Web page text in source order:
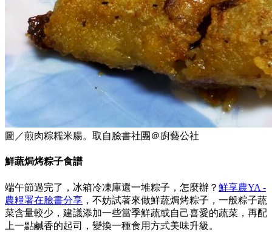
圖／煎肉粽糯米腸。取自臉書社團＠廚藝公社
鮮蔬焗烤粽子食譜
端午節過完了，冰箱冷凍庫還一堆粽子，怎麼辦？ 鮮享農YA -
農糧署在臉書分享 ，不妨試著來做鮮蔬焗烤粽子，一般粽子蔬
菜含量較少，建議添加一些當季鮮蔬或自己喜愛的蔬菜，再配
上一點鹹香的起司，變換一種食用方式美味升級。